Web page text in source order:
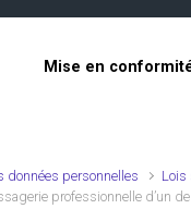
Mise en
données personnelles
Lois
professionnelle d’un